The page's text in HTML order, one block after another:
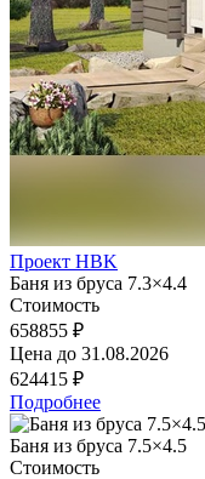
Проект HBK
Баня из бруса 7.3×4.4
Стоимость
658855 ₽
Цена до 31.08.2026
624415 ₽
Подробнее
Баня из бруса 7.5×4.5
Стоимость